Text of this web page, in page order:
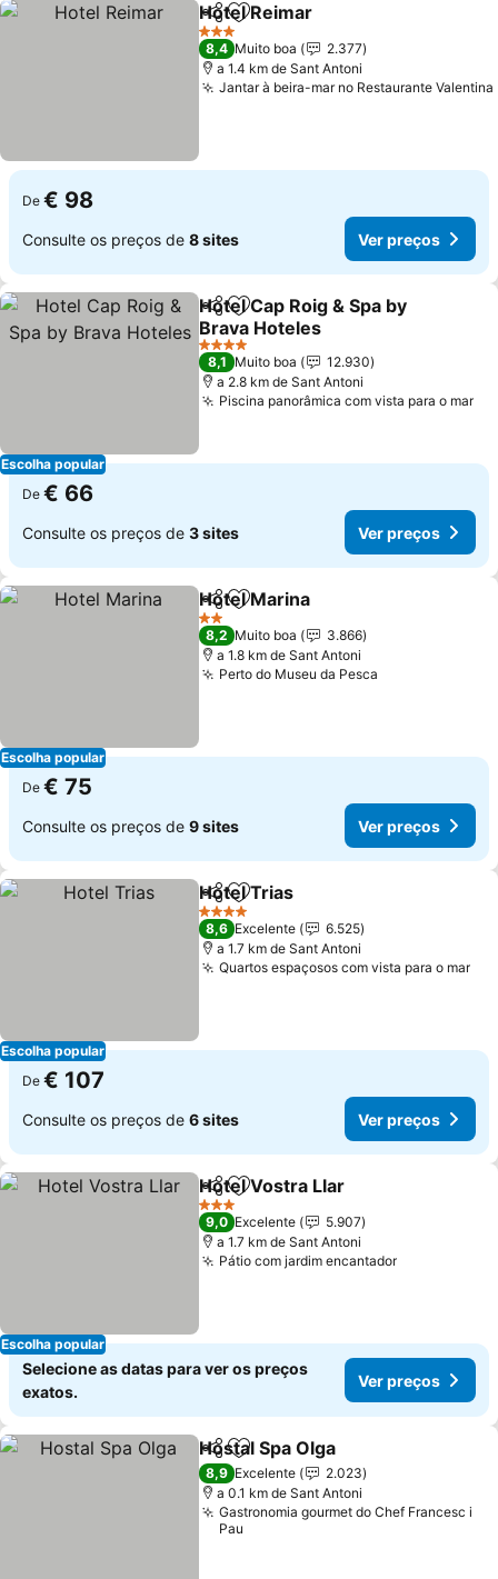
PartilharAdicionar aos favoritos
Hotel Reimar
3 Estrelas
8,4 Muito boa
2.377
a 1.4 km de Sant Antoni
Jantar à beira-mar no Restaurante Valentina
De € 98
Consulte os preços de 8 sites Ver preços
Escolha popular
PartilharAdicionar aos favoritos
Hotel Cap Roig & Spa by
Brava Hoteles
4 Estrelas
8,1 Muito boa
12.930
a 2.8 km de Sant Antoni
Piscina panorâmica com vista para o mar
De € 66
Consulte os preços de 3 sites Ver preços
Escolha popular
PartilharAdicionar aos favoritos
Hotel Marina
2 Estrelas
8,2 Muito boa
3.866
a 1.8 km de Sant Antoni
Perto do Museu da Pesca
De € 75
Consulte os preços de 9 sites Ver preços
Escolha popular
PartilharAdicionar aos favoritos
Hotel Trias
4 Estrelas
8,6 Excelente
6.525
a 1.7 km de Sant Antoni
Quartos espaçosos com vista para o mar
De € 107
Consulte os preços de 6 sites Ver preços
Escolha popular
PartilharAdicionar aos favoritos
Hotel Vostra Llar
3 Estrelas
9,0 Excelente
5.907
a 1.7 km de Sant Antoni
Pátio com jardim encantador
Selecione as datas para ver os preços
exatos.
Ver preços
PartilharAdicionar aos favoritos
Hostal Spa Olga
8,9 Excelente
2.023
a 0.1 km de Sant Antoni
Gastronomia gourmet do Chef Francesc i
Pau